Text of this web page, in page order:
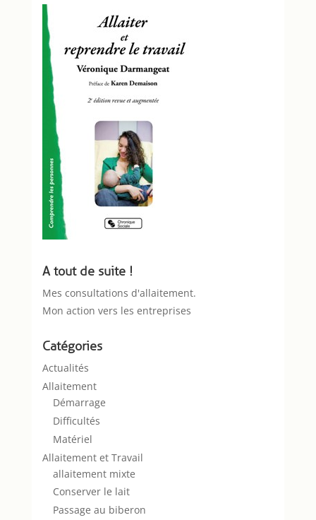
A tout de suite !
Mes consultations d'allaitement.
Mon action vers les entreprises
Catégories
Actualités
Allaitement
Démarrage
Difficultés
Matériel
Allaitement et Travail
allaitement mixte
Conserver le lait
Passage au biberon